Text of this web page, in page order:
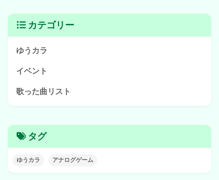
カテゴリー
ゆうカラ
イベント
歌った曲リスト
タグ
ゆうカラ アナログゲーム